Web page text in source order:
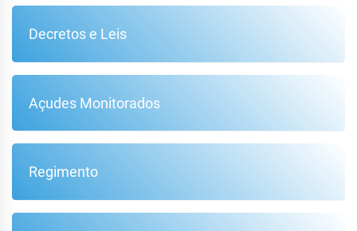
Decretos e Leis
Açudes Monitorados
Regimento